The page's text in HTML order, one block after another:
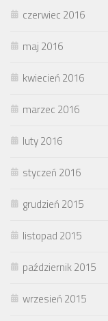
czerwiec 2016
maj 2016
kwiecień 2016
marzec 2016
luty 2016
styczeń 2016
grudzień 2015
listopad 2015
październik 2015
wrzesień 2015